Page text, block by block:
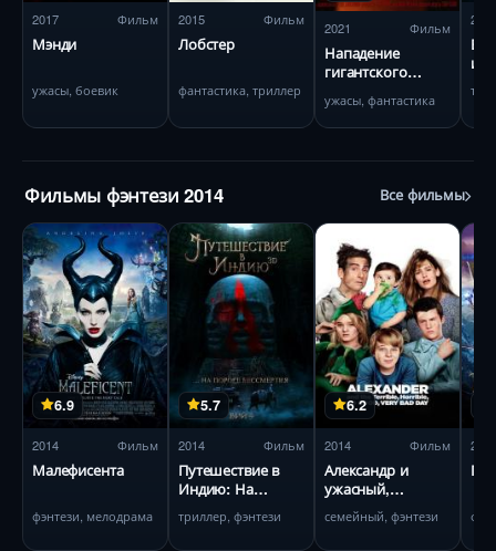
2017 Фильм
Мэнди
ужасы, боевик
2015 Фильм
Лобстер
фантастика, триллер
2021 Фильм
Нападение
гигантского
ужасы, фантастика
2006
Фильмы фэнтези 2014 Все фильмы
6.9
2014 Фильм
Малефисента
фэнтези, мелодрама
5.7
2014 Фильм
Путешествие в
Индию: На
бессмертия
триллер, фэнтези
6.2
2014 Фильм
Александр и
ужасный,
кошмарный,
нехороший,
семейный, фэнтези
2014